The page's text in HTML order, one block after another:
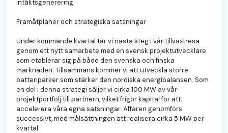
intäktsgenerering.
Framåtplaner och strategiska satsningar
Under kommande kvartal tar vi nästa steg i vår tillväxtresa
genom ett nytt samarbete med en svensk projektutvecklare
som etablerar sig på både den svenska och finska
marknaden. Tillsammans kommer vi att utveckla större
batteriparker som stärker den nordiska energibalansen. Som
en del i denna strategi säljer vi cirka 100 MW av vår
projektportfölj till partnern, vilket frigör kapital för att
accelerera våra egna satsningar. Affären genomförs
successivt, med målsättningen att realisera cirka 5 MW per
kvartal.